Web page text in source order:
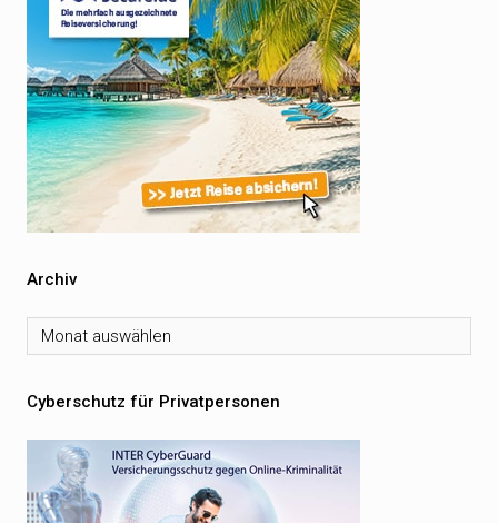
Archiv
Archiv
Cyberschutz für Privatpersonen